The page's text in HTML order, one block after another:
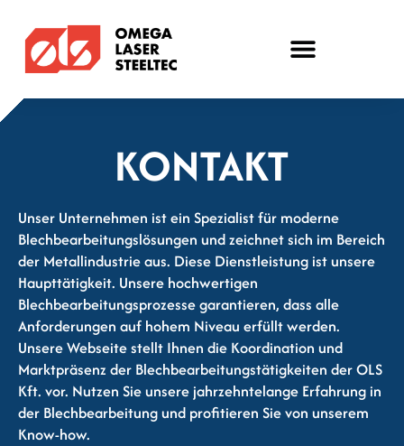
KONTAKT
Unser Unternehmen ist ein Spezialist für moderne
Blechbearbeitungslösungen und zeichnet sich im Bereich
der Metallindustrie aus. Diese Dienstleistung ist unsere
Haupttätigkeit. Unsere hochwertigen
Blechbearbeitungsprozesse garantieren, dass alle
Anforderungen auf hohem Niveau erfüllt werden.
Unsere Webseite stellt Ihnen die Koordination und
Marktpräsenz der Blechbearbeitungstätigkeiten der OLS
Kft. vor. Nutzen Sie unsere jahrzehntelange Erfahrung in
der Blechbearbeitung und profitieren Sie von unserem
Know-how.